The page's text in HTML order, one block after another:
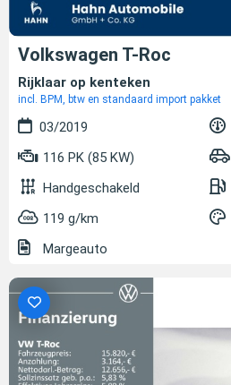
Volkswagen T-Roc
Rijklaar op kenteken
incl. BPM, btw en standaard import pakket
03/2019
116 PK (85 KW)
Handgeschakeld
119 g/km
Margeauto